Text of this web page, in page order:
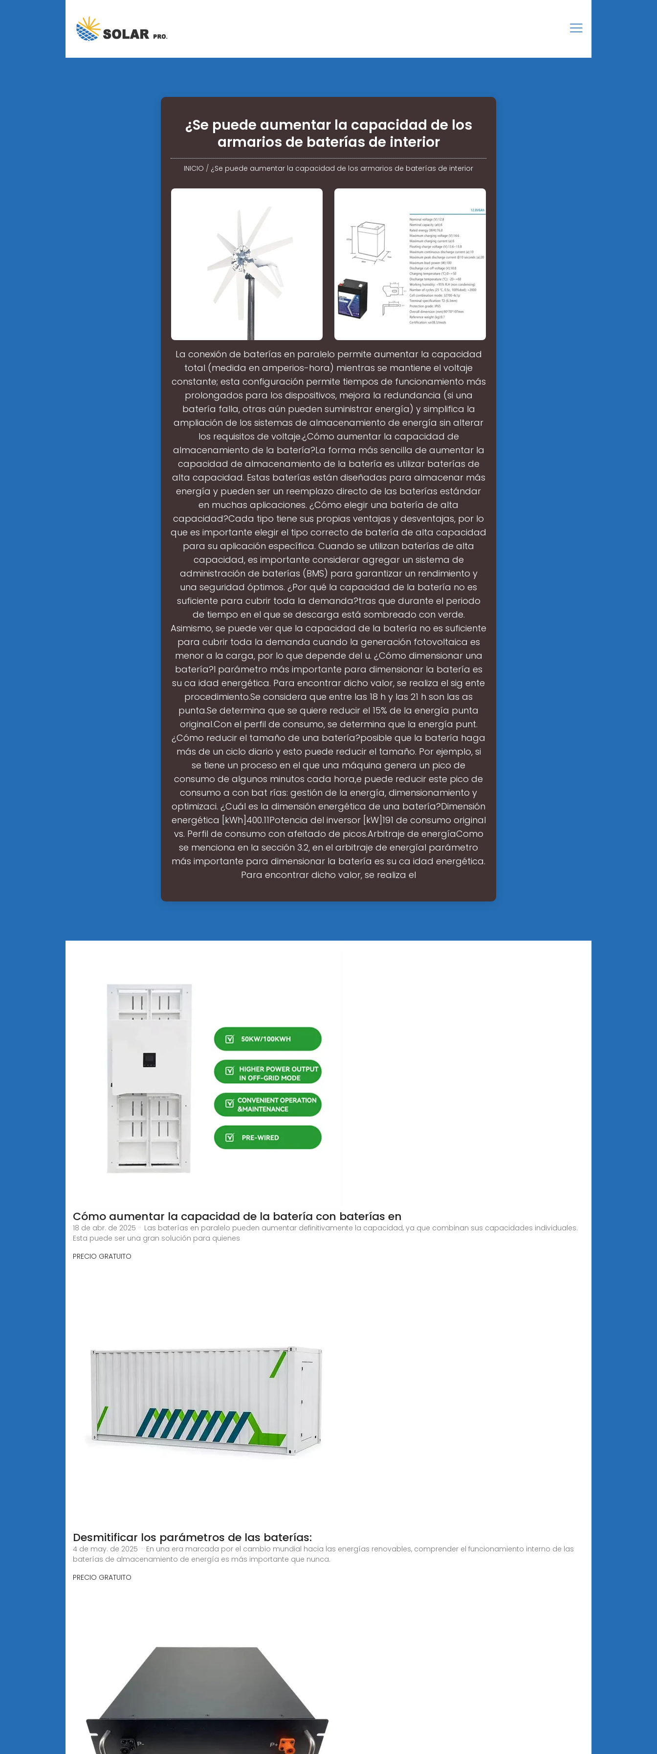
¿Se puede aumentar la capacidad de los
armarios de baterías de interior
INICIO / ¿Se puede aumentar la capacidad de los armarios de baterías de interior
La conexión de baterías en paralelo permite aumentar la capacidad
total (medida en amperios-hora) mientras se mantiene el voltaje
constante; esta configuración permite tiempos de funcionamiento más
prolongados para los dispositivos, mejora la redundancia (si una
batería falla, otras aún pueden suministrar energía) y simplifica la
ampliación de los sistemas de almacenamiento de energía sin alterar
los requisitos de voltaje.¿Cómo aumentar la capacidad de
almacenamiento de la batería?La forma más sencilla de aumentar la
capacidad de almacenamiento de la batería es utilizar baterías de
alta capacidad. Estas baterías están diseñadas para almacenar más
energía y pueden ser un reemplazo directo de las baterías estándar
en muchas aplicaciones. ¿Cómo elegir una batería de alta
capacidad?Cada tipo tiene sus propias ventajas y desventajas, por lo
que es importante elegir el tipo correcto de batería de alta capacidad
para su aplicación específica. Cuando se utilizan baterías de alta
capacidad, es importante considerar agregar un sistema de
administración de baterías (BMS) para garantizar un rendimiento y
una seguridad óptimos. ¿Por qué la capacidad de la batería no es
suficiente para cubrir toda la demanda?tras que durante el periodo
de tiempo en el que se descarga está sombreado con verde.
Asimismo, se puede ver que la capacidad de la batería no es suficiente
para cubrir toda la demanda cuando la generación fotovoltaica es
menor a la carga, por lo que depende del u. ¿Cómo dimensionar una
batería?l parámetro más importante para dimensionar la batería es
su ca idad energética. Para encontrar dicho valor, se realiza el sig ente
procedimiento.Se considera que entre las 18 h y las 21 h son las as
punta.Se determina que se quiere reducir el 15% de la energía punta
original.Con el perfil de consumo, se determina que la energía punt.
¿Cómo reducir el tamaño de una batería?posible que la batería haga
más de un ciclo diario y esto puede reducir el tamaño. Por ejemplo, si
se tiene un proceso en el que una máquina genera un pico de
consumo de algunos minutos cada hora,e puede reducir este pico de
consumo a con bat rías: gestión de la energía, dimensionamiento y
optimizaci. ¿Cuál es la dimensión energética de una batería?Dimensión
energética [kWh]400.11Potencia del inversor [kW]191 de consumo original
vs. Perfil de consumo con afeitado de picos.Arbitraje de energíaComo
se menciona en la sección 3.2, en el arbitraje de energíal parámetro
más importante para dimensionar la batería es su ca idad energética.
Para encontrar dicho valor, se realiza el
Cómo aumentar la capacidad de la batería con baterías en
18 de abr. de 2025 · Las baterías en paralelo pueden aumentar definitivamente la capacidad, ya que combinan sus capacidades individuales.
Esta puede ser una gran solución para quienes
PRECIO GRATUITO
Desmitificar los parámetros de las baterías:
4 de may. de 2025 · En una era marcada por el cambio mundial hacia las energías renovables, comprender el funcionamiento interno de las
baterías de almacenamiento de energía es más importante que nunca.
PRECIO GRATUITO